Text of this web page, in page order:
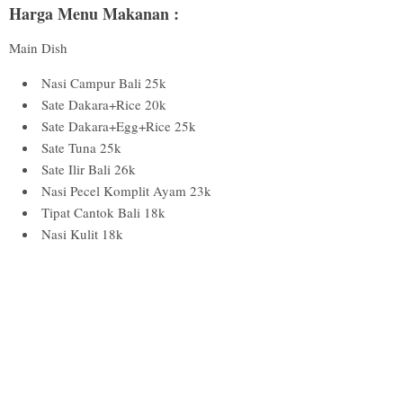
Harga Menu Makanan :
Main Dish
Nasi Campur Bali 25k
Sate Dakara+Rice 20k
Sate Dakara+Egg+Rice 25k
Sate Tuna 25k
Sate Ilir Bali 26k
Nasi Pecel Komplit Ayam 23k
Tipat Cantok Bali 18k
Nasi Kulit 18k